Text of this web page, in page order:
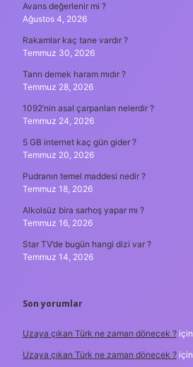
Avans değerlenir mi ?
Ağustos 4, 2026
Rakamlar kaç tane vardır ?
Temmuz 30, 2026
Tanrı demek haram mıdır ?
Temmuz 28, 2026
1092’nin asal çarpanları nelerdir ?
Temmuz 24, 2026
5 GB internet kaç gün gider ?
Temmuz 20, 2026
Pudranın temel maddesi nedir ?
Temmuz 18, 2026
Alkolsüz bira sarhoş yapar mı ?
Temmuz 16, 2026
Star TV’de bugün hangi dizi var ?
Temmuz 14, 2026
Son yorumlar
Uzaya çıkan Türk ne zaman dönecek ?için
Uzaya çıkan Türk ne zaman dönecek ?için